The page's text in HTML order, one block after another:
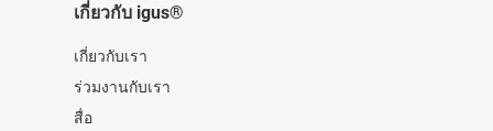
เกี่ยวกับ igus®
เกี่ยวกับเรา
ร่วมงานกับเรา
สื่อ